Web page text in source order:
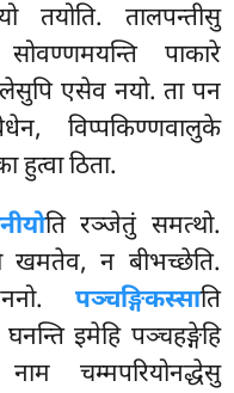
तयोति. तालपन्तीसु
पाकारे
एसेव नयो. ता पन
विप्पकिण्णवालुके
ठिता.
ति रञ्जेतुं समत्थो.
खमतेव, न बीभच्छेति.
पञ्चङ्गिकस्साति
इमेहि पञ्चहङ्गेहि
चम्मपरियोनद्धेसु